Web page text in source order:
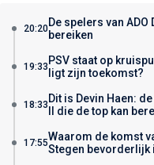
20:20De spelers van
bereiken
19:33 PSV staat op
ligt zijn toekomst?
18:33 Dit is Devin Haen:
II die de top kan
17:55Waarom de komst
Stegen bevorderlijk